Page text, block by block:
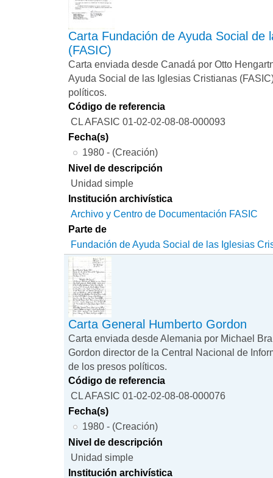
Carta Fundación de Ayuda Social de
(FASIC)
Carta enviada desde Canadá por Otto
Ayuda Social de las Iglesias Cristianas
políticos.
Código de referencia
CL AFASIC 01-02-02-08-08-000093
Fecha(s)
1980 - (Creación)
Nivel de descripción
Unidad simple
Institución archivística
Archivo y Centro de Documentación FASIC
Parte de
Fundación de Ayuda Social de las Iglesias
Carta General Humberto Gordon
Carta enviada desde Alemania por Michael
Gordon director de la Central Nacional de
de los presos políticos.
Código de referencia
CL AFASIC 01-02-02-08-08-000076
Fecha(s)
1980 - (Creación)
Nivel de descripción
Unidad simple
Institución archivística